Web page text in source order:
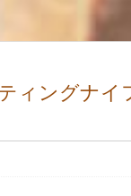
ィングナイ